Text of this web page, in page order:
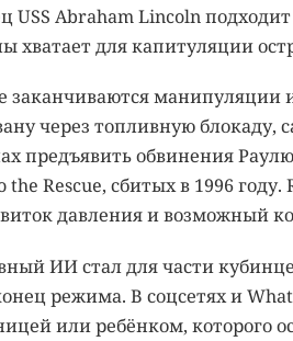
USS Abraham Lincoln
хватает для капитуляции
заканчиваются
через топливную
предъявить обвинения
Rescue, сбитых в 1996
давления и возможный
ИИ стал для части
режима. В соцсетях и
или ребёнком, которого